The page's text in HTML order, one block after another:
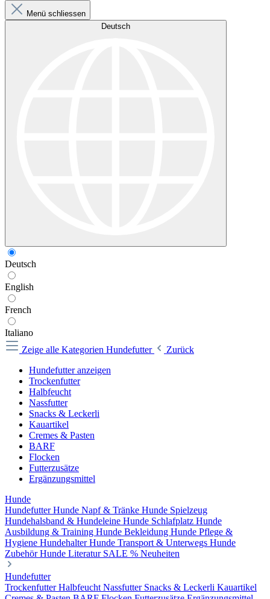
Menü schliessen
Deutsch
Deutsch
English
French
Italiano
Zeige alle Kategorien Hundefutter
Zurück
Hundefutter anzeigen
Trockenfutter
Halbfeucht
Nassfutter
Snacks & Leckerli
Kauartikel
Cremes & Pasten
BARF
Flocken
Futterzusätze
Ergänzungsmittel
Hunde
HundefutterHunde Napf & Tränke Hunde Spielzeug
Hundehalsband & Hundeleine Hunde Schlafplatz Hunde
Ausbildung & Training Hunde Bekleidung Hunde Pflege &
Hygiene HundehalterHunde Transport & Unterwegs Hunde
ZubehörHunde Literatur SALE % Neuheiten
Hundefutter
TrockenfutterHalbfeucht Nassfutter Snacks & Leckerli Kauartikel